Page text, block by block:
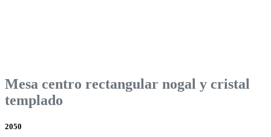
Mesa centro rectangular nogal y cristal
templado
2050